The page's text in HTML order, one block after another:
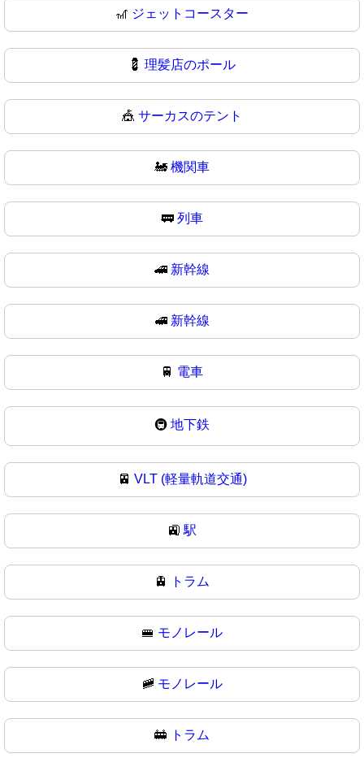
🎢 ジェットコースター
💈 理髪店のポール
🎪 サーカスのテント
🚂 機関車
🚃 列車
🚄 新幹線
🚅 新幹線
🚆 電車
🚇 地下鉄
🚈 VLT (軽量軌道交通)
🚉駅
🚊 トラム
🚝 モノレール
🚞 モノレール
🚋 トラム